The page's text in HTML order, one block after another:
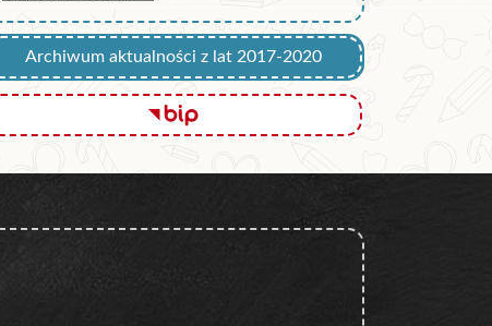
Archiwum aktualności z lat 2017-2020